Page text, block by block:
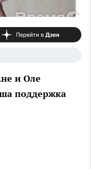
и Оле
поддержка